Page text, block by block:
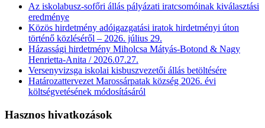
Az iskolabusz-sofőri állás pályázati iratcsomóinak kiválasztási
eredménye
Közös hirdetmény adóigazgatási iratok hirdetményi úton
történő közléséről – 2026. július 29.
Házassági hirdetmény Miholcsa Mátyás-Botond & Nagy
Henrietta-Anita / 2026.07.27.
Versenyvizsga iskolai kisbuszvezetői állás betöltésére
Határozattervezet Marossárpatak község 2026. évi
költségvetésének módosításáról
Hasznos hivatkozások